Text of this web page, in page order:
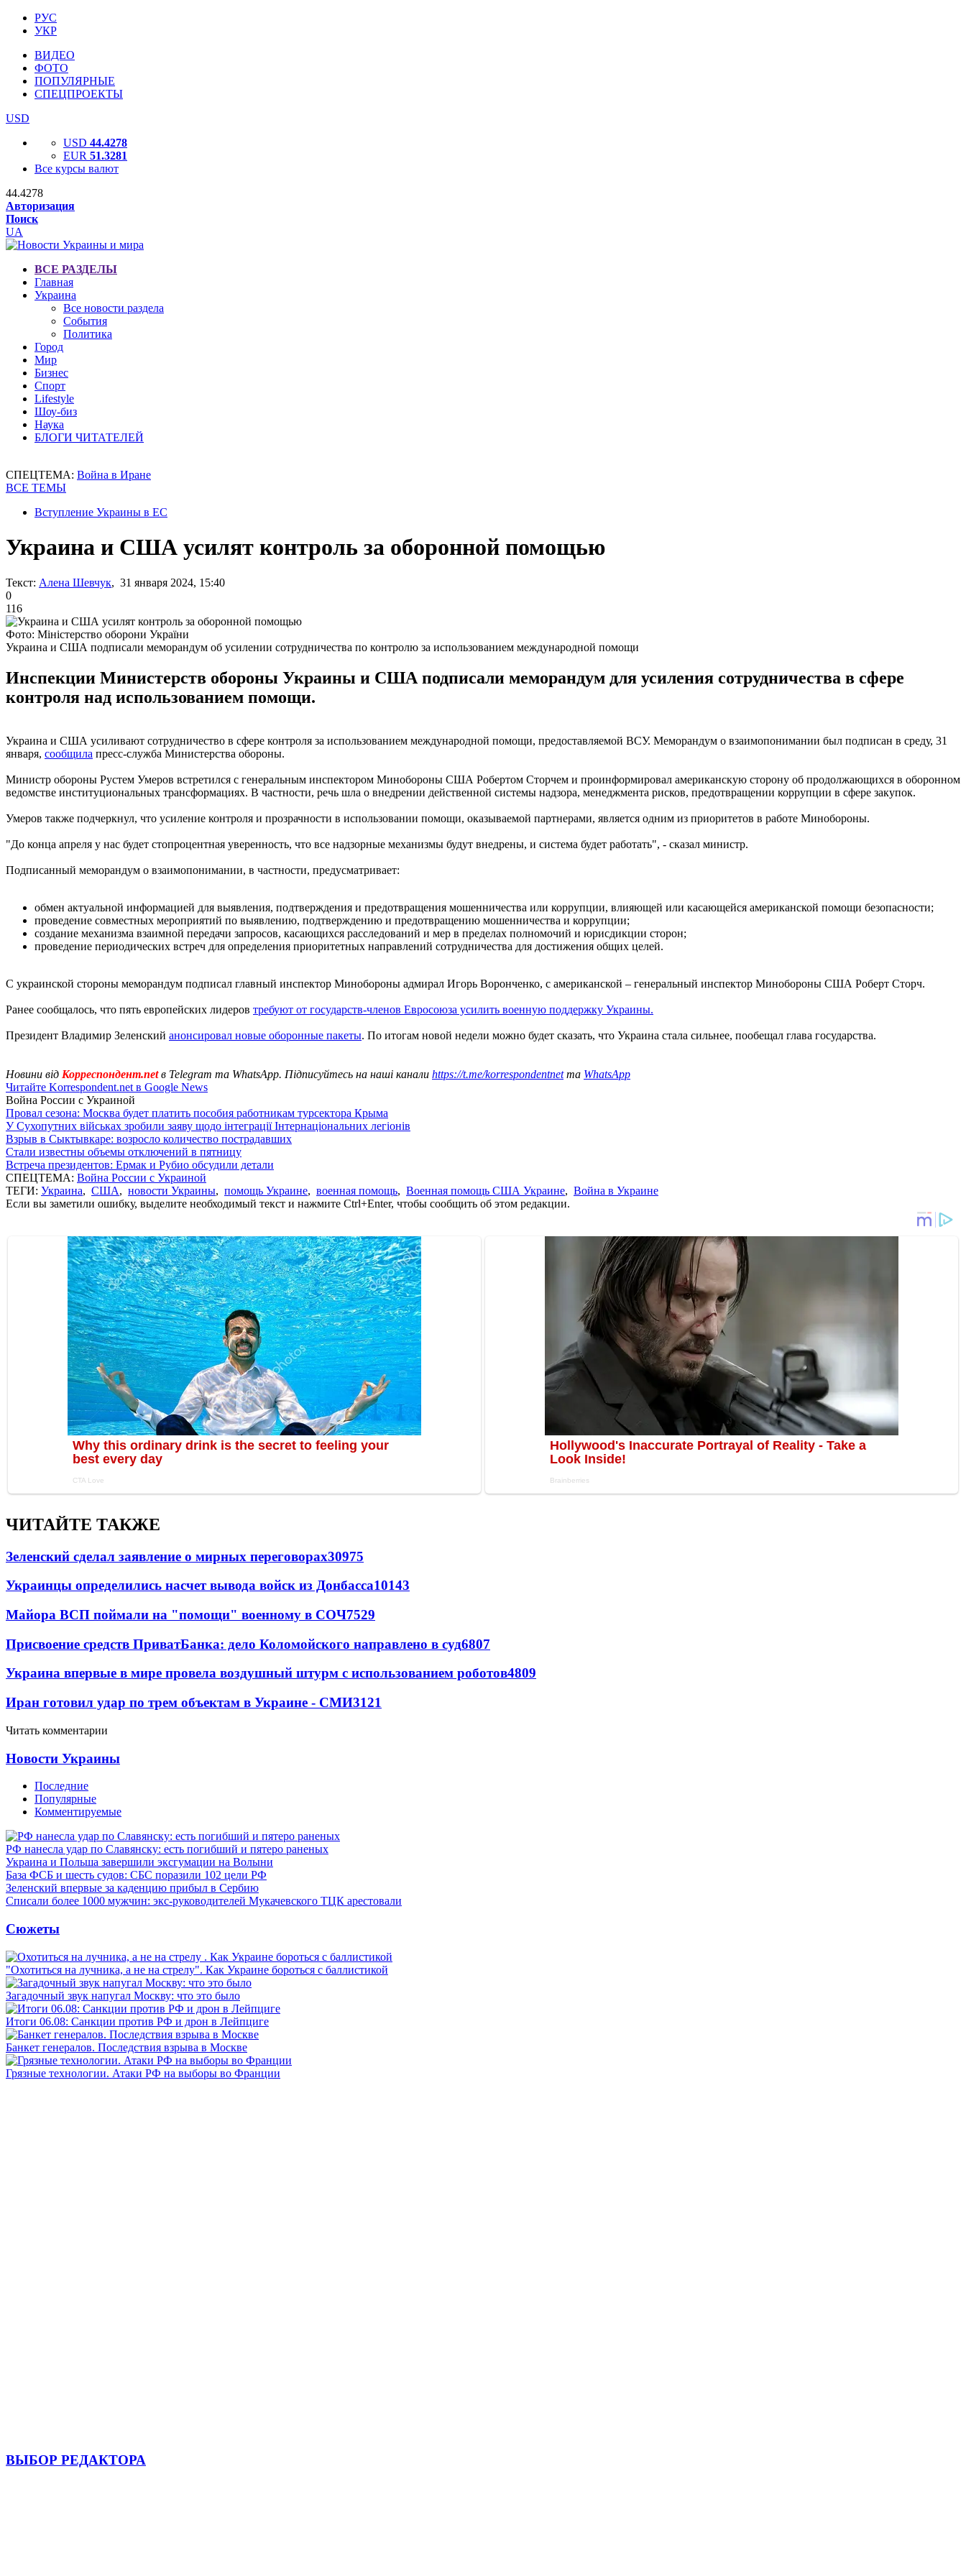
РУС
УКР
ВИДЕО
ФОТО
ПОПУЛЯРНЫЕ
СПЕЦПРОЕКТЫ
USD
USD 44.4278
EUR 51.3281
Все курсы валют
44.4278
Авторизация
Поиск
UA
ВСЕ РАЗДЕЛЫ
Главная
Украина
Все новости раздела
События
Политика
Город
Мир
Бизнес
Спорт
Lifestyle
Шоу-биз
Наука
БЛОГИ ЧИТАТЕЛЕЙ
СПЕЦТЕМА: Война в Иране
ВСЕ ТЕМЫ
Вступление Украины в ЕС
Украина и США усилят контроль за оборонной помощью
Текст: Алена Шевчук, 31 января 2024, 15:40
0
116
Фото: Міністерство оборони України
Украина и США подписали меморандум об усилении сотрудничества по контролю за использованием международной помощи
Инспекции Министерств обороны Украины и США подписали меморандум для усиления сотрудничества в сфере
контроля над использованием помощи.
Украина и США усиливают сотрудничество в сфере контроля за использованием международной помощи, предоставляемой ВСУ. Меморандум о взаимопонимании был подписан в среду, 31
января, сообщила пресс-служба Министерства обороны.
Министр обороны Рустем Умеров встретился с генеральным инспектором Минобороны США Робертом Сторчем и проинформировал американскую сторону об продолжающихся в оборонном
ведомстве институциональных трансформациях. В частности, речь шла о внедрении действенной системы надзора, менеджмента рисков, предотвращении коррупции в сфере закупок.
Умеров также подчеркнул, что усиление контроля и прозрачности в использовании помощи, оказываемой партнерами, является одним из приоритетов в работе Минобороны.
"До конца апреля у нас будет стопроцентная уверенность, что все надзорные механизмы будут внедрены, и система будет работать", - сказал министр.
Подписанный меморандум о взаимопонимании, в частности, предусматривает:
обмен актуальной информацией для выявления, подтверждения и предотвращения мошенничества или коррупции, влияющей или касающейся американской помощи безопасности;
проведение совместных мероприятий по выявлению, подтверждению и предотвращению мошенничества и коррупции;
создание механизма взаимной передачи запросов, касающихся расследований и мер в пределах полномочий и юрисдикции сторон;
проведение периодических встреч для определения приоритетных направлений сотрудничества для достижения общих целей.
С украинской стороны меморандум подписал главный инспектор Минобороны адмирал Игорь Воронченко, с американской – генеральный инспектор Минобороны США Роберт Сторч.
Ранее сообщалось, что пять европейских лидеров требуют от государств-членов Евросоюза усилить военную поддержку Украины.
Президент Владимир Зеленский анонсировал новые оборонные пакеты. По итогам новой недели можно будет сказать, что Украина стала сильнее, пообещал глава государства.
Новини від Корреспондент.netв Telegram та WhatsApp. Підписуйтесь на наші канали https://t.me/korrespondentnetта WhatsApp
Читайте Korrespondent.net в Google News
Война России с Украиной
Провал сезона: Москва будет платить пособия работникам турсектора Крыма
У Сухопутних військах зробили заяву щодо інтеграції Інтернаціональних легіонів
Взрыв в Сыктывкаре: возросло количество пострадавших
Стали известны объемы отключений в пятницу
Встреча президентов: Ермак и Рубио обсудили детали
СПЕЦТЕМА: Война России с Украиной
ТЕГИ: Украина, США, новости Украины, помощь Украине, военная помощь, Военная помощь США Украине, Война в Украине
Если вы заметили ошибку, выделите необходимый текст и нажмите Ctrl+Enter, чтобы сообщить об этом редакции.
ЧИТАЙТЕ ТАКЖЕ
Зеленский сделал заявление о мирных переговорах30975
Украинцы определились насчет вывода войск из Донбасса10143
Майора ВСП поймали на "помощи" военному в СОЧ7529
Присвоение средств ПриватБанка: дело Коломойского направлено в суд6807
Украина впервые в мире провела воздушный штурм с использованием роботов4809
Иран готовил удар по трем объектам в Украине - СМИ3121
Читать комментарии
Новости Украины
Последние
Популярные
Комментируемые
РФ нанесла удар по Славянску: есть погибший и пятеро раненых
Украина и Польша завершили эксгумации на Волыни
База ФСБ и шесть судов: СБС поразили 102 цели РФ
Зеленский впервые за каденцию прибыл в Сербию
Списали более 1000 мужчин: экс-руководителей Мукачевского ТЦК арестовали
Сюжеты
"Охотиться на лучника, а не на стрелу". Как Украине бороться с баллистикой
Загадочный звук напугал Москву: что это было
Итоги 06.08: Санкции против РФ и дрон в Лейпциге
Банкет генералов. Последствия взрыва в Москве
Грязные технологии. Атаки РФ на выборы во Франции
ВЫБОР РЕДАКТОРА